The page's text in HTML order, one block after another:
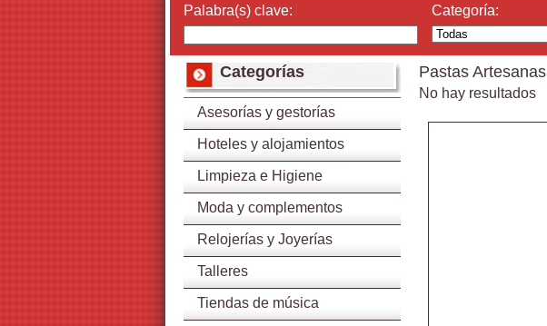
Palabra(s) clave: Categoría:
Categorías
Asesorías y gestorías
Hoteles y alojamientos
Limpieza e Higiene
Moda y complementos
Relojerías y Joyerías
Talleres
Tiendas de música
Pastas Artesanas
No hay resultados